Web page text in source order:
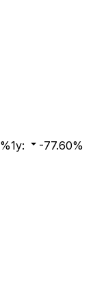
%1y: -77.60%